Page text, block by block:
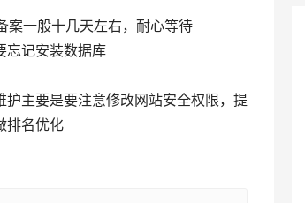
案一般十几天左右，耐心等待
忘记安装数据库
主要是要注意修改网站安全权限，提
排名优化